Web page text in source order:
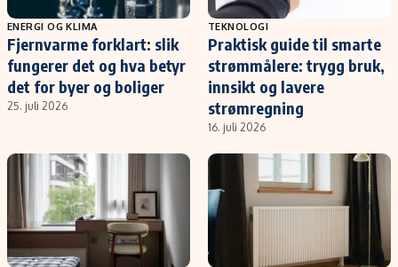
ENERGI OG KLIMA
Fjernvarme forklart: slik
fungerer det og hva betyr
det for byer og boliger
25. juli 2026
TEKNOLOGI
Praktisk guide til smarte
strømmålere: trygg bruk,
innsikt og lavere
strømregning
16. juli 2026